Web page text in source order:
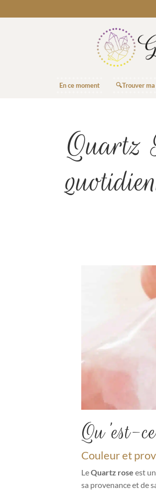
En ce moment 🔍Trouver
Quartz
Qu'est-
Couleur et
LeQuartz rose est
sa provenance et de